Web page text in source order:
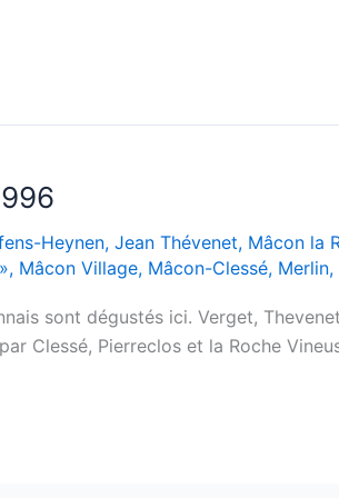
Heynen, Jean Thévenet, Mâcon la
, Mâcon Village, Mâcon-Clessé, Merlin,
sont dégustés ici. Verget,
Clessé, Pierreclos et la Roche